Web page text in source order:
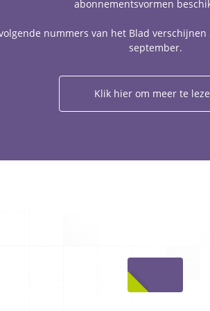
abonnementsvormen
nummers van het Blad
september.
Klik hier om meer te